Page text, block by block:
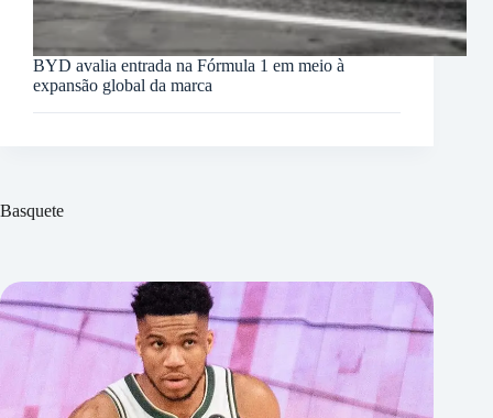
BYD avalia entrada na Fórmula 1 em meio à
expansão global da marca
Basquete